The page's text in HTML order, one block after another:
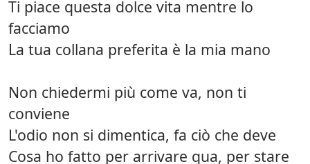
Ti piace questa dolce vita mentre lo
facciamo
La tua collana preferita è la mia mano
Non chiedermi più come va, non ti
conviene
L'odio non si dimentica, fa ciò che deve
Cosa ho fatto per arrivare qua, per stare